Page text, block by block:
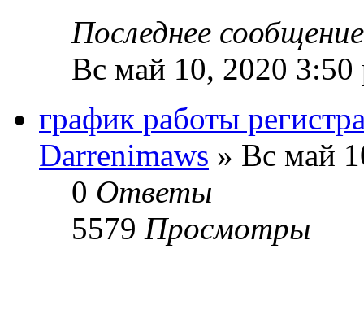
Последнее
Вс май 10, 2020 3:50
график работы
Darrenimaws » Вс май
0 Ответы
5579 Просмотры